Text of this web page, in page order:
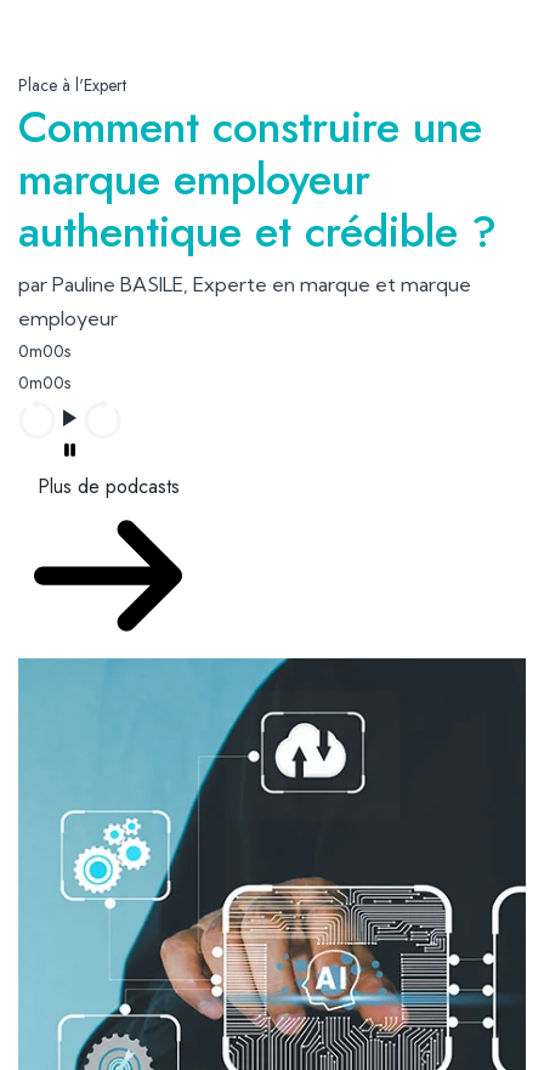
Place à l'Expert
Comment construire une
marque employeur
authentique et crédible ?
par Pauline BASILE, Experte en marque et marque
employeur
0m00s
0m00s
Plus de podcasts